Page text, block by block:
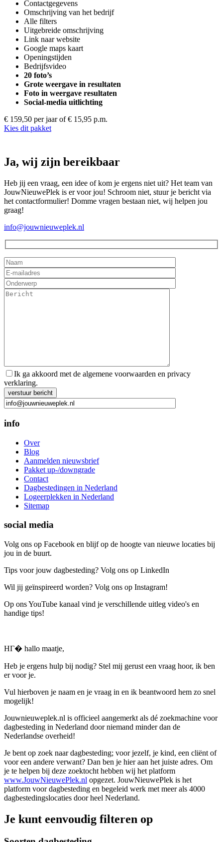
Contactgegevens
Omschrijving van het bedrijf
Alle filters
Uitgebreide omschrijving
Link naar website
Google maps kaart
Openingstijden
Bedrijfsvideo
20 foto’s
Grote weergave in resultaten
Foto in weergave resultaten
Social-media uitlichting
€ 159,50 per jaar of € 15,95 p.m.
Kies dit pakket
Ja, wij zijn bereikbaar
Heb jij een vraag, een idee of kom je ergens niet uit? Het team van
JouwNieuwePlek is er voor jou! Schroom niet, stuur je bericht via
het contactformulier! Domme vragen bestaan niet, wij helpen jou
graag!
info@jouwnieuweplek.nl
Ik ga akkoord met de algemene voorwaarden en privacy
verklaring.
Gelieve dit veld leeg te laten.
info
Over
Blog
Aanmelden nieuwsbrief
Pakket up-/downgrade
Contact
Dagbestedingen in Nederland
Logeerplekken in Nederland
Sitemap
social media
Volg ons op Facebook en blijf op de hoogte van nieuwe locaties bij
jou in de buurt.
Tips voor jouw dagbesteding? Volg ons op LinkedIn
Wil jij geïnspireerd worden? Volg ons op Instagram!
Op ons YouTube kanaal vind je verschillende uitleg video's en
handige tips!
HГ� hallo maatje,
Heb je ergens hulp bij nodig? Stel mij gerust een vraag hoor, ik ben
er voor je.
Vul hierboven je naam en je vraag in en ik beantwoord hem zo snel
mogelijk!
Jouwnieuweplek.nl is officieel aangemerkt als dé zoekmachine voor
dagbesteding in Nederland door niemand minder dan de
Nederlandse overheid!
Je bent op zoek naar dagbesteding; voor jezelf, je kind, een cliënt of
voor een andere verwant? Dan ben je hier aan het juiste adres. Om
je te helpen bij deze zoektocht hebben wij het platform
www.JouwNieuwePlek.nl opgezet. JouwNieuwePlek is het
platform voor dagbesteding en begeleid werk met meer als 4000
dagbestedingslocaties door heel Nederland.
Je kunt eenvoudig filteren op